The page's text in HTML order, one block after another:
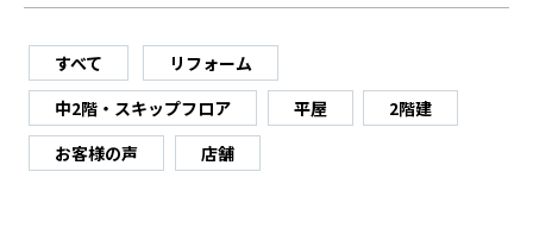
すべて
リフォーム
中2階・スキップフロア
平屋
2階建
お客様の声
店舗